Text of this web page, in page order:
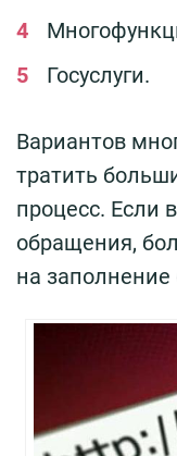
Госуслуги.
Вариантов
тратить
процесс. Если
обращения,
на заполнение